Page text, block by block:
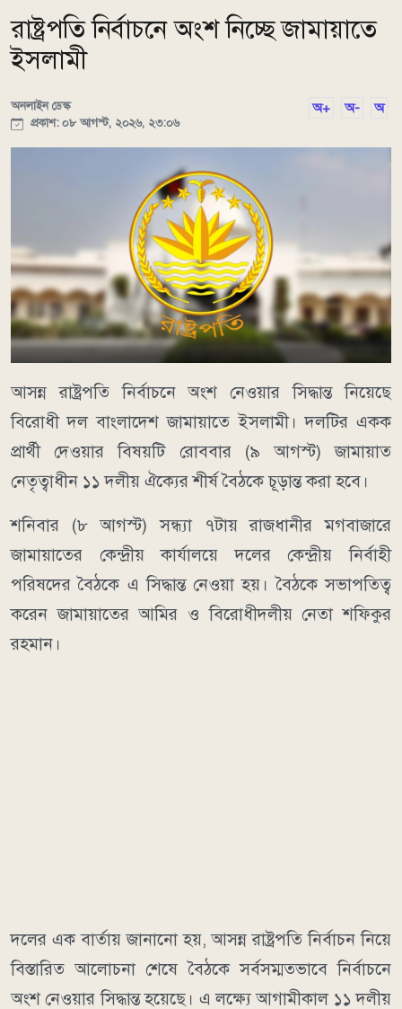
রাষ্ট্রপতি নির্বাচনে অংশ নিচ্ছে জামায়াতে
ইসলামী
অনলাইন ডেস্ক
প্রকাশ: ০৮ আগস্ট, ২০২৬, ২৩:০৬
অ+ অ- অ
আসন্ন রাষ্ট্রপতি নির্বাচনে অংশ নেওয়ার সিদ্ধান্ত নিয়েছে
বিরোধী দল বাংলাদেশ জামায়াতে ইসলামী। দলটির একক
প্রার্থী দেওয়ার বিষয়টি রোববার (৯ আগস্ট) জামায়াত
নেতৃত্বাধীন ১১ দলীয় ঐক্যের শীর্ষ বৈঠকে চূড়ান্ত করা হবে।
শনিবার (৮ আগস্ট) সন্ধ্যা ৭টায় রাজধানীর মগবাজারে
জামায়াতের কেন্দ্রীয় কার্যালয়ে দলের কেন্দ্রীয় নির্বাহী
পরিষদের বৈঠকে এ সিদ্ধান্ত নেওয়া হয়। বৈঠকে সভাপতিত্ব
করেন জামায়াতের আমির ও বিরোধীদলীয় নেতা শফিকুর
রহমান।
দলের এক বার্তায় জানানো হয়, আসন্ন রাষ্ট্রপতি নির্বাচন নিয়ে
বিস্তারিত আলোচনা শেষে বৈঠকে সর্বসম্মতভাবে নির্বাচনে
অংশ নেওয়ার সিদ্ধান্ত হয়েছে। এ লক্ষ্যে আগামীকাল ১১ দলীয়